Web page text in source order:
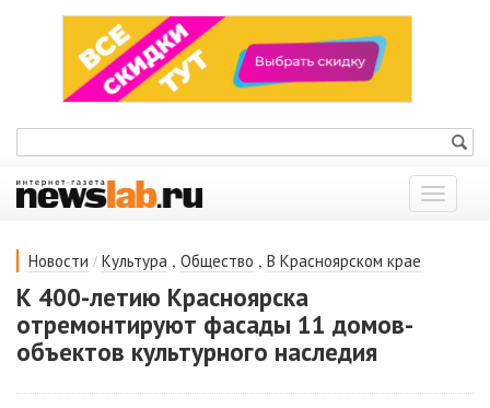
Показать
меню
Новости / Культура , Общество , В Красноярском крае
К 400-летию Красноярска
отремонтируют фасады 11 домов-
объектов культурного наследия